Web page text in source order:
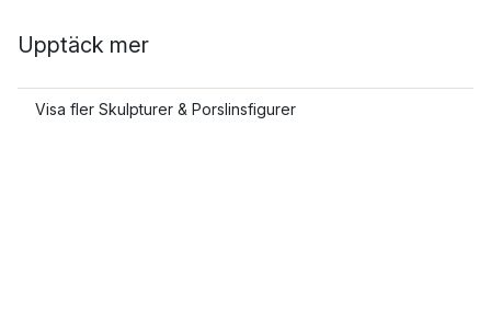
Upptäck mer
Visa fler Skulpturer & Porslinsfigurer